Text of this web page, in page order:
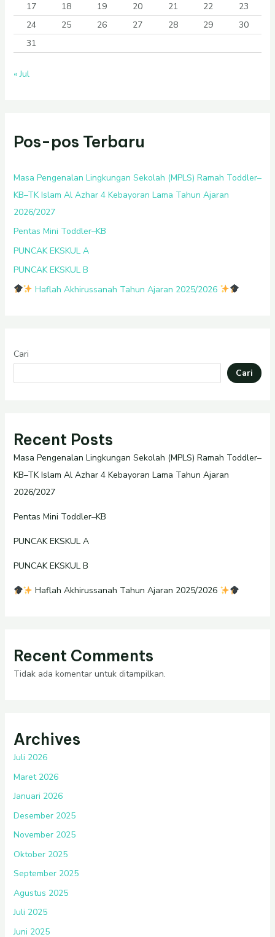
17
18 19 20 21 22
23
24
25 26 27 28 29
30
31
« Jul
Pos-pos Terbaru
Masa Pengenalan Lingkungan Sekolah (MPLS) Ramah Toddler–
KB–TK Islam Al Azhar 4 Kebayoran Lama Tahun Ajaran
2026/2027
Pentas Mini Toddler–KB
PUNCAK EKSKUL A
PUNCAK EKSKUL B
Haflah Akhirussanah Tahun Ajaran 2025/2026
Cari
Cari
Recent Posts
Masa Pengenalan Lingkungan Sekolah (MPLS) Ramah Toddler–
KB–TK Islam Al Azhar 4 Kebayoran Lama Tahun Ajaran
2026/2027
Pentas Mini Toddler–KB
PUNCAK EKSKUL A
PUNCAK EKSKUL B
Haflah Akhirussanah Tahun Ajaran 2025/2026
Recent Comments
Tidak ada komentar untuk ditampilkan.
Archives
Juli 2026
Maret 2026
Januari 2026
Desember 2025
November 2025
Oktober 2025
September 2025
Agustus 2025
Juli 2025
Juni 2025